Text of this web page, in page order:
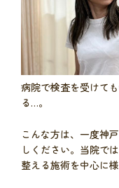
病院で検査を受けて
る…。
こんな方は、一度神
しください。当院で
整える施術を中心に